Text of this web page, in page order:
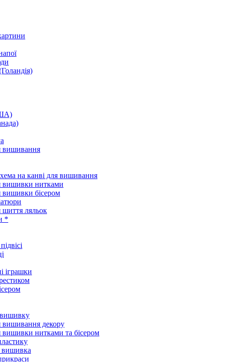
вишивання
на канві для вишивання
вишивки нитками
бісером
ляльок
*
іграшки
вишивання декору
нитками та бісером